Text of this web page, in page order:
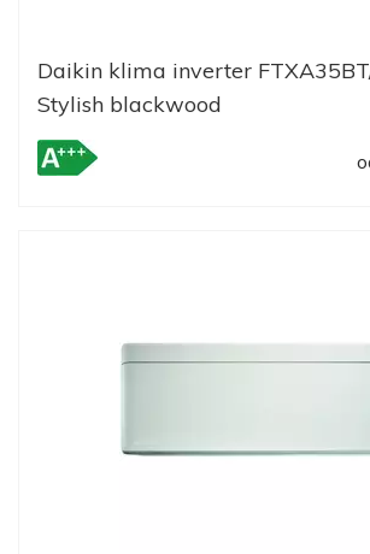
Daikin klima inverter
Stylish blackwood